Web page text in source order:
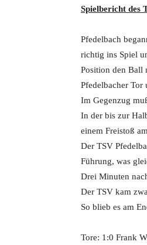
Spielbericht des
Pfedelbach
richtig ins Spiel
Position den Ball
Pfedelbacher Tor
Im Gegenzug
In der bis zur
einem Freistoß
Der TSV
Führung, was
Drei Minuten
Der TSV kam
So blieb es am
Tore: 1:0 Frank